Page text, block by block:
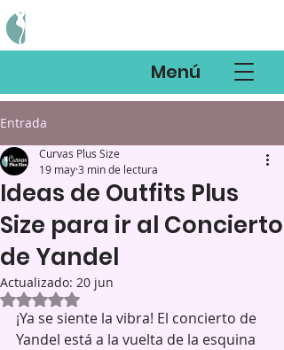
Menú
Entrada
Ideas de Outfits Plus
Size para ir al Concierto
de Yandel
Curvas Plus Size
19 may3 min de lectura
Actualizado: 20 jun
Obtuvo NaN de 5 estrellas.
¡Ya se siente la vibra! El concierto de
Yandel está a la vuelta de la esquina